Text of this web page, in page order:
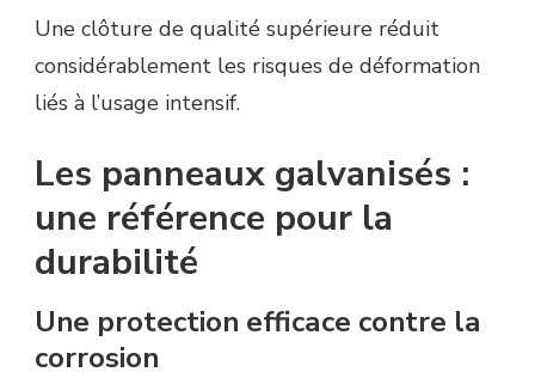
Une clôture de qualité supérieure réduit
considérablement les risques de déformation
liés à l’usage intensif.
Les panneaux galvanisés :
une référence pour la
durabilité
Une protection efficace contre la
corrosion